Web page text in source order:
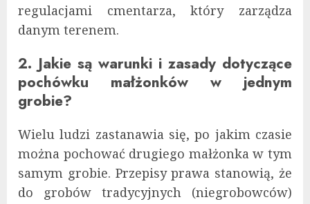
regulacjami cmentarza, który zarządza
danym terenem.
2. Jakie są warunki i zasady dotyczące
pochówku małżonków w jednym
grobie?
Wielu ludzi zastanawia się, po jakim czasie
można pochować drugiego małżonka w tym
samym grobie. Przepisy prawa stanowią, że
do grobów tradycyjnych (niegrobowców)